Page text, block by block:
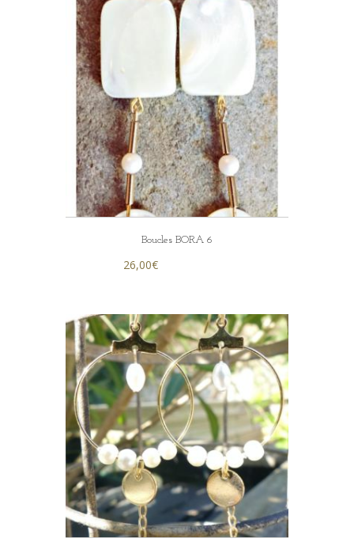
Boucles BORA 6
26,00€